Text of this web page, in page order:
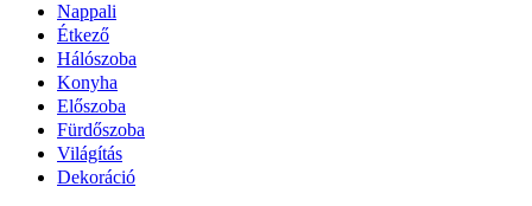
Nappali
Étkező
Hálószoba
Konyha
Előszoba
Fürdőszoba
Világítás
Dekoráció